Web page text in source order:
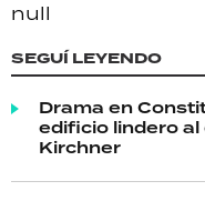
null
SEGUÍ LEYENDO
Drama en
edificio lindero
Kirchner